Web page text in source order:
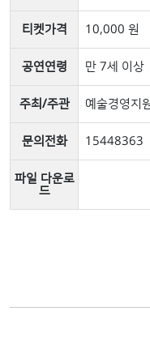
티켓가격 10,000 원
공연연령 만 7세 이상
주최/주관 예술경영지
문의전화 15448363
파일 다운로
드